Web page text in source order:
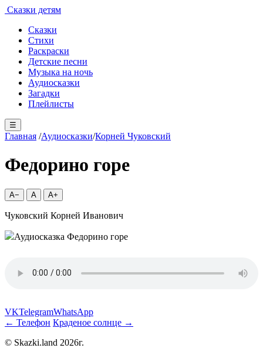
Сказки детям
Сказки
Стихи
Раскраски
Детские песни
Музыка на ночь
Аудиосказки
Загадки
Плейлисты
☰
Главная /Аудиосказки/Корней Чуковский
Федорино горе
A− A A+
Чуковский Корней Иванович
VKTelegramWhatsApp
← Телефон Краденое солнце →
© Skazki.land 2026г.